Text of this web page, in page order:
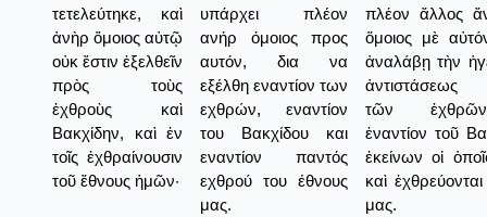
τετελεύτηκε, καὶ
ἀνὴρ ὅμοιος αὐτῷ
οὐκ ἔστιν ἐξελθεῖν
πρὸς τοὺς
ἐχθροὺς καὶ
Βακχίδην, καὶ ἐν
τοῖς ἐχθραίνουσιν
τοῦ ἔθνους ἡμῶν·
υπάρχει πλέον
ανήρ όμοιος προς
αυτόν, δια να
εξέλθη εναντίον των
εχθρών, εναντίον
του Βακχίδου και
εναντίον παντός
εχθρού του έθνους
μας.
πλέον ἄλλος
ὅμοιος μὲ
ἀναλάβῃ τὴν
ἀντιστάσεως
τῶν
ἐναντίον τοῦ
ἐκείνων οἱ
καὶ
μας.